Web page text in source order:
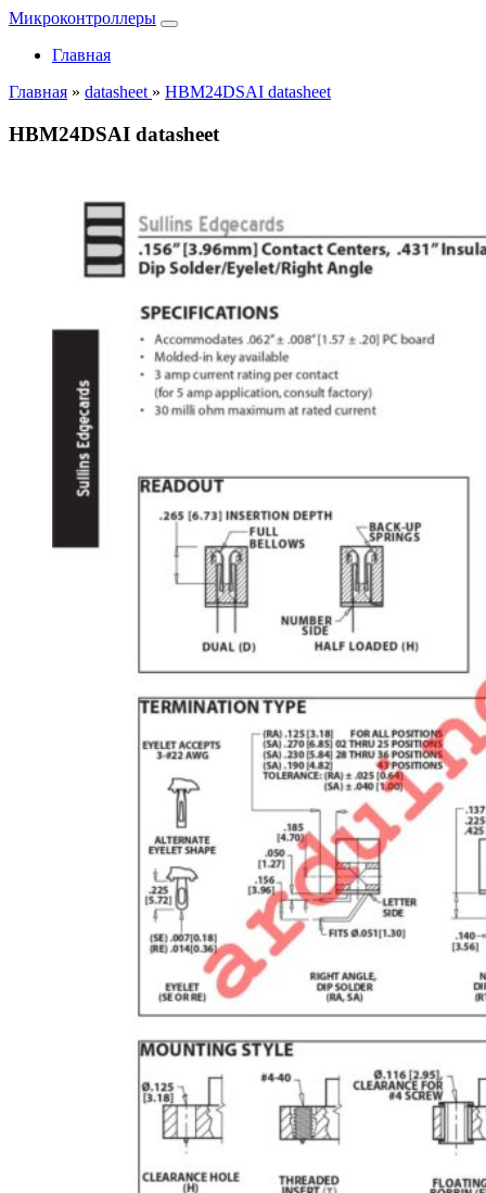
Микроконтроллеры
Главная
Главная » datasheet » HBM24DSAI datasheet
HBM24DSAI datasheet